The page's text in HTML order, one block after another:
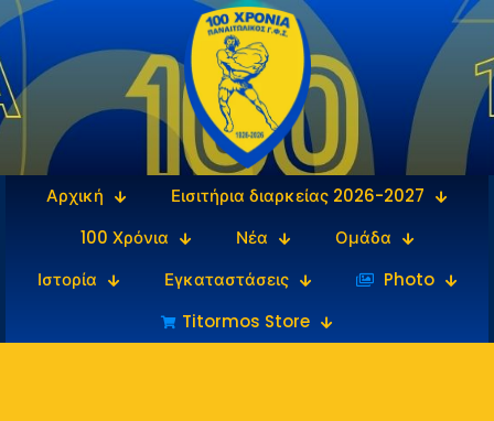
Αρχική
Εισιτήρια διαρκείας 2026-2027
100 Χρόνια
Νέα
Ομάδα
Ιστορία
Εγκαταστάσεις
‎‏‏‎ ‎Photo
Titormos Store